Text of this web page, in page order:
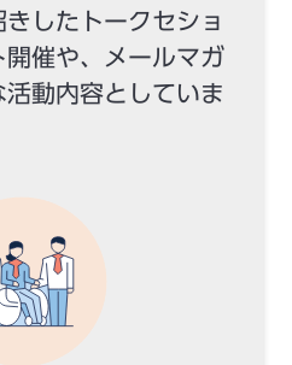
したトークセショ
開催や、メールマガ
動内容としていま